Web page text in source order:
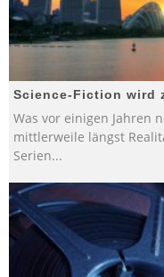
Science-Fiction wird
Was vor einigen Jahren
mittlerweile längst
Serien...